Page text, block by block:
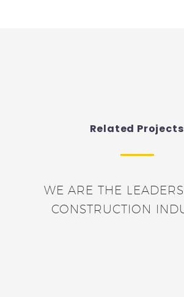
Related Projects
WE ARE THE
CONSTRUCTION